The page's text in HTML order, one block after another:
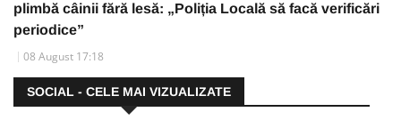
plimbă câinii fără lesă: „Poliția Locală să facă verificări
periodice”
08 August 17:18
SOCIAL - CELE MAI VIZUALIZATE